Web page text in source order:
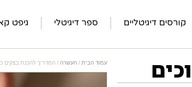
קורסים דיגיטליים ספר דיגיטלי גיפט
עמוד הבית / העשרה / המדריך להכנת בצקים